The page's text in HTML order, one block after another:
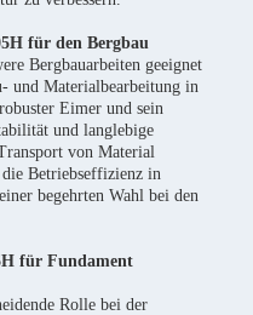
für den Bergbau
Bergbauarbeiten geeignet
und Materialbearbeitung in
Eimer und sein
und langlebige
von Material
die Betriebseffizienz in
begehrten Wahl bei den
für Fundament
Rolle bei der